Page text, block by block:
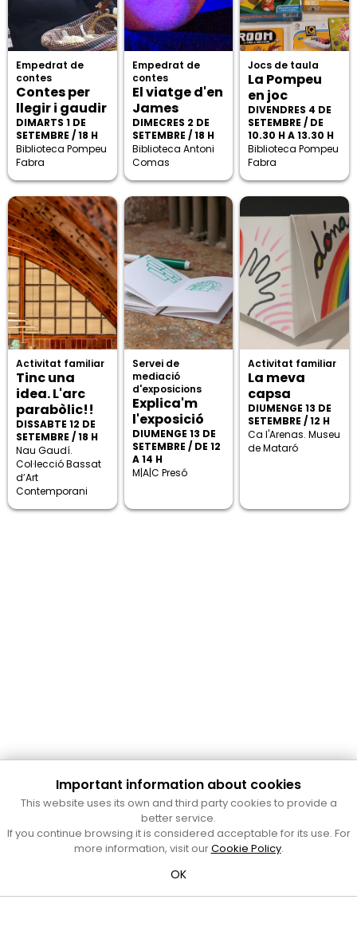
Empedrat de
contes
Contes per
llegir i gaudir
DIMARTS 1 DE
SETEMBRE / 18 H
Biblioteca Pompeu
Fabra
Empedrat de
contes
El viatge d'en
James
DIMECRES 2 DE
SETEMBRE / 18 H
Biblioteca Antoni
Comas
Jocs de taula
La Pompeu
en joc
DIVENDRES 4 DE
SETEMBRE / DE
10.30 H A 13.30 H
Biblioteca Pompeu
Fabra
Activitat familiar
Tinc una
idea. L'arc
parabòlic!!
DISSABTE 12 DE
SETEMBRE / 18 H
Nau Gaudí.
Col·lecció Bassat
d’Art
Contemporani
Servei de
mediació
d'exposicions
Explica'm
l'exposició
DIUMENGE 13 DE
SETEMBRE / DE 12
A 14 H
M|A|C Presó
Activitat familiar
La meva
capsa
DIUMENGE 13 DE
SETEMBRE / 12 H
Ca l'Arenas. Museu
de Mataró
Cultura Mataró
Ajuntament de Mataró
C. de Sant Josep, 9 (Mataró, 08302)
Horari d'obertura: dilluns, dimecres i divendres de 10 a 13 h.
al telèfon al 93 758 23 61
Bústia ciutadana
Important information about cookies
This website uses its own and third party cookies to provide a
better service.
If you continue browsing it is considered acceptable for its use. For
more information, visit ourCookie Policy.
OK